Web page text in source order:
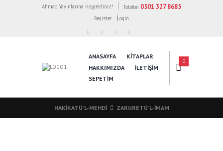
Ahmad Yayınlarına Hoşgeldiniz! Telefon 0501 327 8685
Register Login
ANASAYFA
KİTAPLAR
HAKKIMIZDA
İLETİŞİM
SEPETIM
0
HAKIKATÜ’L-MEHDI ZARURETÜ’L-İMAM